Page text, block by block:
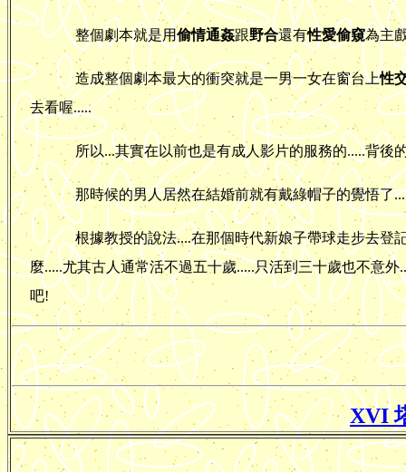
整個劇本就是用偷情通姦跟野合還有性愛偷窺為主
造成整個劇本最大的衝突就是一男一女在窗台上性
去看喔.....
所以...其實在以前也是有成人影片的服務的.....背後
那時候的男人居然在結婚前就有戴綠帽子的覺悟了
根據教授的說法....在那個時代新娘子帶球走步去登
麼.....尤其古人通常活不過五十歲.....只活到三十歲也不意
吧!
XVI